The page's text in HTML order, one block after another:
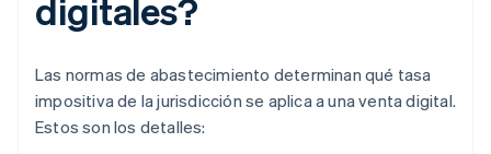
digitales?
Las normas de abastecimiento determinan qué tasa
impositiva de la jurisdicción se aplica a una venta digital.
Estos son los detalles: